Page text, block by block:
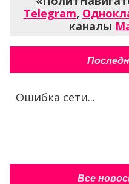
Telegram,
каналы
Ошибка сети...
Все